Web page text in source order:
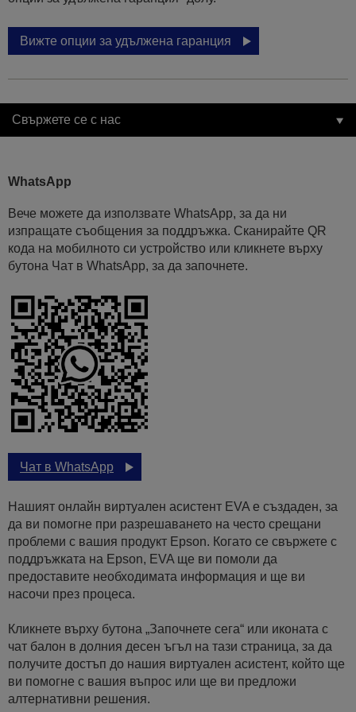
Вижте опции за удължена гаранция
Свържете се с нас
WhatsApp
Вече можете да използвате WhatsApp, за да ни
изпращате съобщения за поддръжка. Сканирайте QR
кода на мобилното си устройство или кликнете върху
бутона Чат в WhatsApp, за да започнете.
Чат в WhatsApp
Нашият онлайн виртуален асистент EVA е създаден, за
да ви помогне при разрешаването на често срещани
проблеми с вашия продукт Epson. Когато се свържете с
поддръжката на Epson, EVA ще ви помоли да
предоставите необходимата информация и ще ви
насочи през процеса.
Кликнете върху бутона „Започнете сега“ или иконата с
чат балон в долния десен ъгъл на тази страница, за да
получите достъп до нашия виртуален асистент, който ще
ви помогне с вашия въпрос или ще ви предложи
алтернативни решения.